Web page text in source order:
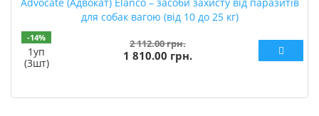
для собак вагою (від 10 до 25 кг)
-14%
1уп
(3шт)
2 112.00 грн.
1 810.00 грн.